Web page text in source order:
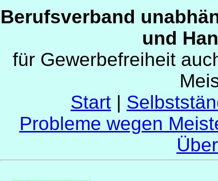
Berufsverband
und
für Gewerbefreiheit
Start |
Probleme wegen